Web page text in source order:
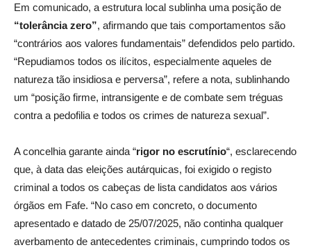
Em comunicado, a estrutura local sublinha uma posição de
“tolerância zero”, afirmando que tais comportamentos são
“contrários aos valores fundamentais” defendidos pelo partido.
“Repudiamos todos os ilícitos, especialmente aqueles de
natureza tão insidiosa e perversa”, refere a nota, sublinhando
um “posição firme, intransigente e de combate sem tréguas
contra a pedofilia e todos os crimes de natureza sexual”.
A concelhia garante ainda “rigor no escrutínio“, esclarecendo
que, à data das eleições autárquicas, foi exigido o registo
criminal a todos os cabeças de lista candidatos aos vários
órgãos em Fafe. “No caso em concreto, o documento
apresentado e datado de 25/07/2025, não continha qualquer
averbamento de antecedentes criminais, cumprindo todos os